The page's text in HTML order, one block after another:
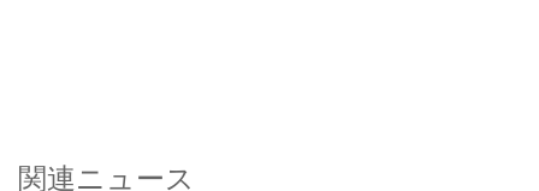
関連ニュース